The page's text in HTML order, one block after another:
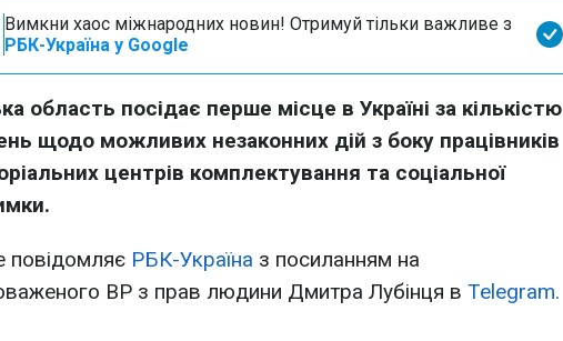
Вимкни хаос міжнародних новин! Отримуй тільки важливе з
РБК-Україна у Google
область посідає перше місце в Україні за кількістю
щодо можливих незаконних дій з боку працівників
центрів комплектування та соціальної
повідомляє РБК-Україна з посиланням на
ВР з прав людини Дмитра Лубінця в Telegram.